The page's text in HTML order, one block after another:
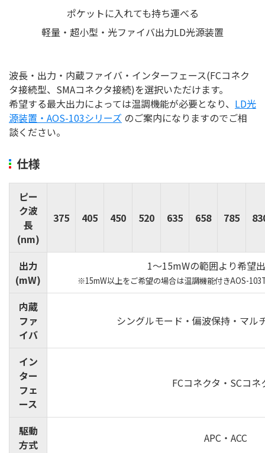
ポケットに入れても持ち運べる
軽量・超小型・光ファイバ出力LD光源装置
波長・出力・内蔵ファイバ・インターフェース(FCコネク
タ接続型、SMAコネクタ接続)を選択いただけます。
希望する最大出力によっては温調機能が必要となり、 LD光
源装置・AOS-103シリーズ のご案内になりますのでご相
談ください。
仕様
ピー
ク波
長
(nm)
375 405 450 520 635 658 785
出力
(mW)
1～15mWの範囲より希望
※15mW以上をご希望の場合は温調機能付きAOS-
内蔵
ファ
イバ
シングルモード・偏波保持・マル
イン
ター
フェ
ース
FCコネクタ・SCコネ
駆動
方式
APC・ACC